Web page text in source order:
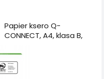
Papier ksero Q-
CONNECT, A4, klasa B,